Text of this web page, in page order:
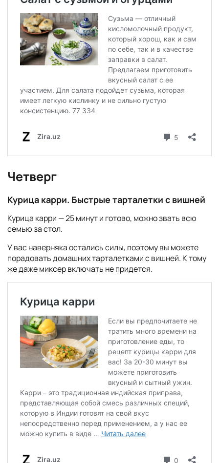
Четверг
Курица карри. Быстрые тарталетки с вишней
Курица карри — 25 минут и готово, можно звать всю
семью за стол.
У вас наверняка остались силы, поэтому вы можете
порадовать домашних тарталетками с вишней. К тому
же даже миксер включать не придется.